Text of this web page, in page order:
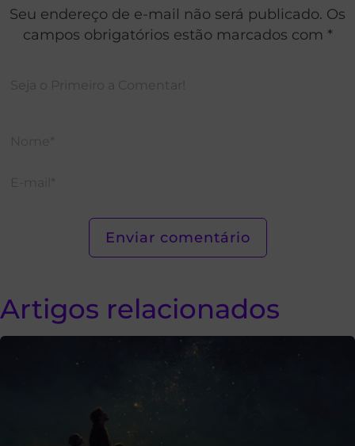
Seu endereço de e-mail não será publicado. Os
campos obrigatórios estão marcados com *
Artigos relacionados